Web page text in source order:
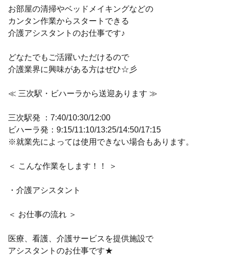
お部屋の清掃やベッドメイキングなどの
カンタン作業からスタートできる
介護アシスタントのお仕事です♪
どなたでもご活躍いただけるので
介護業界に興味がある方はぜひ☆彡
≪ 三次駅・ビハーラから送迎あります ≫
三次駅発 ：7:40/10:30/12:00
ビハーラ発：9:15/11:10/13:25/14:50/17:15
※就業先によっては使用できない場合もあります。
＜ こんな作業をします！！ ＞
・介護アシスタント
＜ お仕事の流れ ＞
医療、看護、介護サービスを提供施設で
アシスタントのお仕事です★